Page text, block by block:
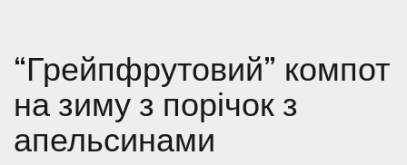
“Грейпфрутовий” компот
на зиму з порічок з
апельсинами